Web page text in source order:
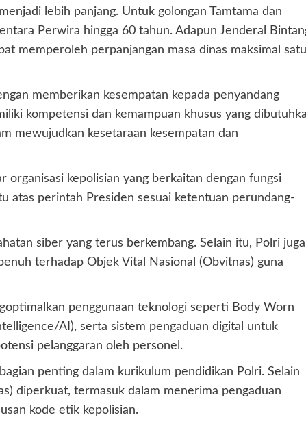
lebih panjang. Untuk golongan Tamtama dan
Perwira hingga 60 tahun. Adapun Jenderal
memperoleh perpanjangan masa dinas maksimal satu
memberikan kesempatan kepada penyandang
kompetensi dan kemampuan khusus yang
mewujudkan kesetaraan kesempatan dan
kepolisian yang berkaitan dengan fungsi
atas perintah Presiden sesuai ketentuan perundang-
siber yang terus berkembang. Selain itu, Polri juga
terhadap Objek Vital Nasional (Obvitnas) guna
penggunaan teknologi seperti Body Worn
AI), serta sistem pengaduan digital untuk
pelanggaran oleh personel.
penting dalam kurikulum pendidikan Polri. Selain
diperkuat, termasuk dalam menerima pengaduan
kode etik kepolisian.